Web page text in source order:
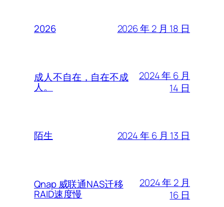
2026 2026 年 2 月 18 日
成人不自在，自在不成
人。
2024 年 6 月
14 日
陌生 2024 年 6 月 13 日
Qnap 威联通NAS迁移
RAID速度慢
2024 年 2 月
16 日